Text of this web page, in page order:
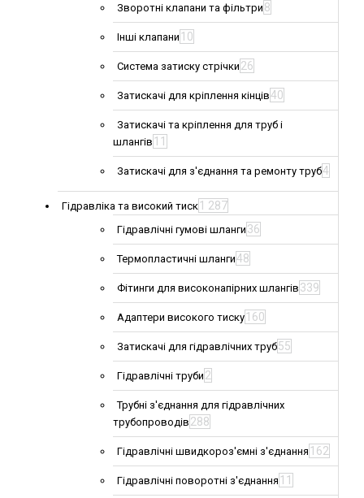
Зворотні клапани та фільтри 8
Інші клапани 10
Система затиску стрічки 26
Затискачі для кріплення кінців40
Затискачі та кріплення для труб і
шлангів 11
Затискачі для з'єднання та ремонту труб4
Гідравліка та високий тиск 1 287
Гідравлічні гумові шланги 36
Термопластичні шланги48
Фітинги для високонапірних шлангів 339
Адаптери високого тиску 160
Затискачі для гідравлічних труб55
Гідравлічні труби 2
Трубні з'єднання для гідравлічних
трубопроводів 288
Гідравлічні швидкороз'ємні з'єднання 162
Гідравлічні поворотні з'єднання 11